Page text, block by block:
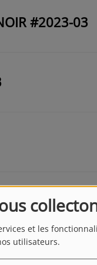
et les
utilisateurs.
#2023-03
02
Santé-vous bien